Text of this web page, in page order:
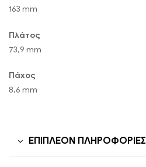
163 mm
Πλάτος
73,9 mm
Πάχος
8,6 mm
ΕΠΙΠΛΈΟΝ ΠΛΗΡΟΦΟΡΊΕΣ